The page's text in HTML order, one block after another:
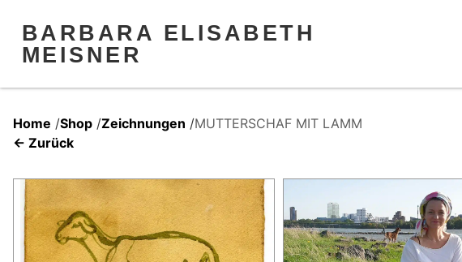
BARBARA ELISABETH
MEISNER
Home /Shop /Zeichnungen /MUTTERSCHAF MIT LAMM
← Zurück